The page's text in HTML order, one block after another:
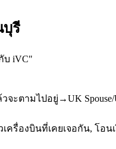
บุรี
บ iVC"
ะตามไปอยู่→UK
ครื่องบินที่เคยเจอกัน, โ